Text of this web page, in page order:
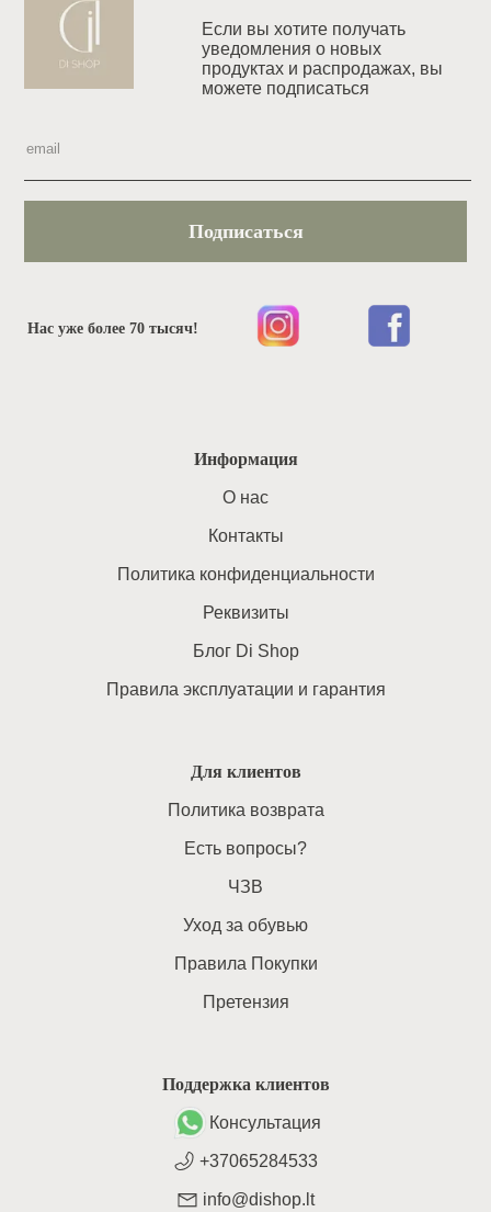
Информация
O нас
Контакты
Политика конфиденциальности
Реквизиты
Блог Di Shop
Правила эксплуатации и гарантия
Для клиентов
Политика возврата
Есть вопросы?
ЧЗВ
Уход за обувью
Правила Покупки
Претензия
Поддержка клиентов
Консультация
+37065284533
info@dishop.lt
Если вы хотите получать
уведомления o новых
продуктах и распродажах, вы
можете подписаться
Подписаться
Нас уже более 70 тысяч!